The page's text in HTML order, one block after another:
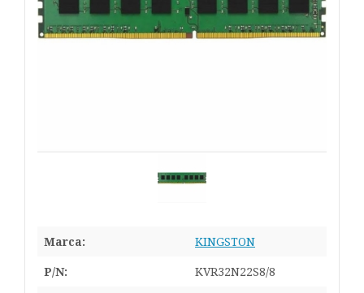
Marca: KINGSTON
P/N: KVR32N22S8/8